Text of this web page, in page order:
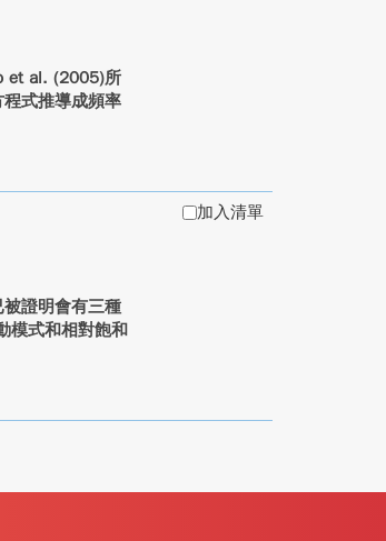
et al. (2005)所
式推導成頻率
證明會有三種
模式和相對飽和
加入清單